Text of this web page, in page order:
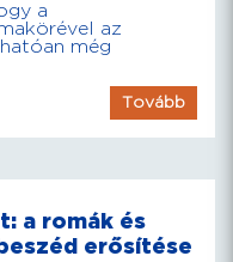
a
az
még
Tovább
a romák és
erősítése